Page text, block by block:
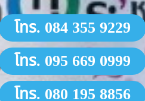
โทร. 084 355 9229
โทร. 095 669 0999
โทร. 080 195 8856